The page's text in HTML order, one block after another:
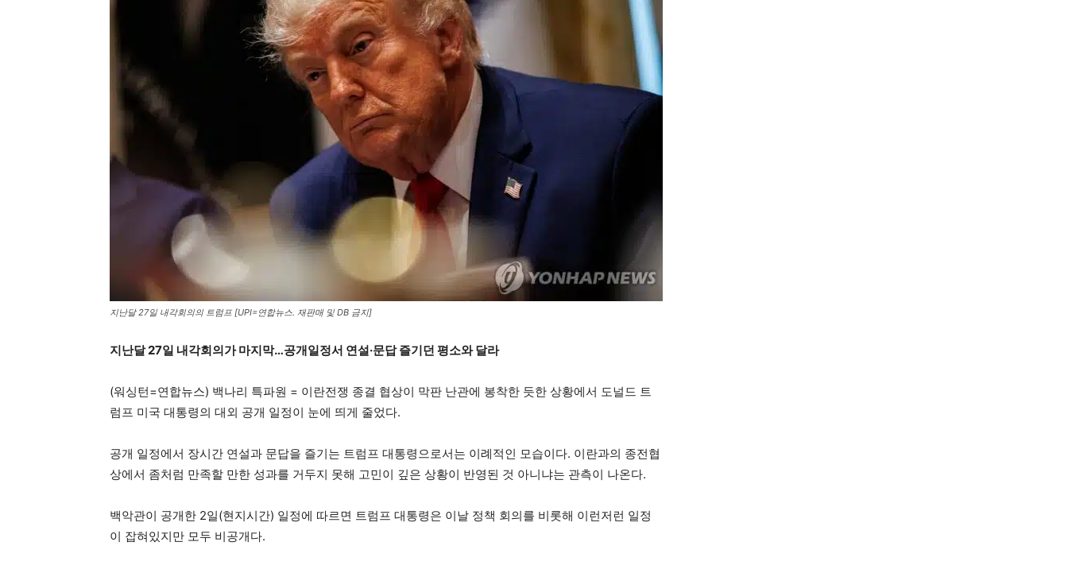
지난달 27일 내각회의의 트럼프 [UPI=연합뉴스. 재판매 및 DB 금지]
지난달 27일 내각회의가 마지막…공개일정서 연설·문답 즐기던 평소와 달라
(워싱턴=연합뉴스) 백나리 특파원 = 이란전쟁 종결 협상이 막판 난관에 봉착한 듯한 상황에서 도널드 트
럼프 미국 대통령의 대외 공개 일정이 눈에 띄게 줄었다.
공개 일정에서 장시간 연설과 문답을 즐기는 트럼프 대통령으로서는 이례적인 모습이다. 이란과의 종전협
상에서 좀처럼 만족할 만한 성과를 거두지 못해 고민이 깊은 상황이 반영된 것 아니냐는 관측이 나온다.
백악관이 공개한 2일(현지시간) 일정에 따르면 트럼프 대통령은 이날 정책 회의를 비롯해 이런저런 일정
이 잡혀있지만 모두 비공개다.